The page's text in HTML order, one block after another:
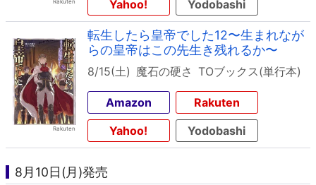
Yahoo!
Yodobashi
転生したら皇帝でした12〜生まれなが
らの皇帝はこの先生き残れるか〜
8/15(土) 魔石の硬さ TOブックス(単行本)
Amazon
Rakuten
Yahoo!
Yodobashi
8月10日(月)発売